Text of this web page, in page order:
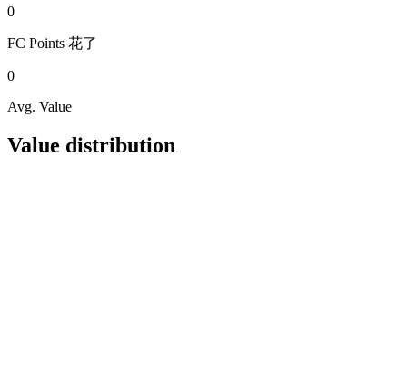
0
FC Points 花了
0
Avg. Value
Value distribution